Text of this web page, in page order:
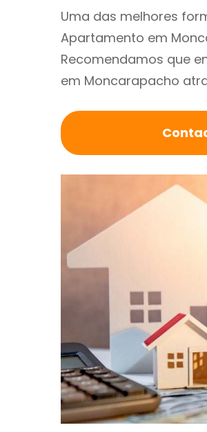
Uma das melhores
Apartamento em
Recomendamos que
em Moncarapacho